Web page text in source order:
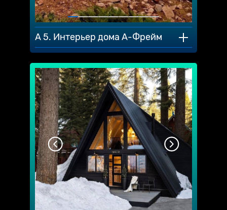
A 5. Интерьер дома А-Фрейм